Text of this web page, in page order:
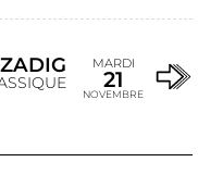
MARDI
21
NOVEMBRE